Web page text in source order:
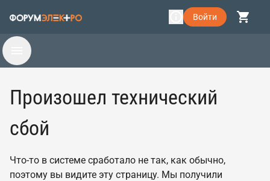
Войти
Произошел технический
сбой
Что-то в системе сработало не так, как обычно,
поэтому вы видите эту страницу. Мы получили